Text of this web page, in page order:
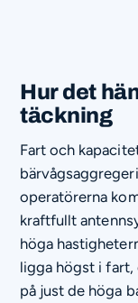
Hur det
täckning
Fart och
operatörerna
kraftfullt
höga
ligga högst i
på just de höga